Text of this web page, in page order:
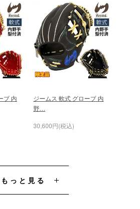
ブ 内
ジームス 軟式 グローブ 内
野…
30,600円(税込)
もっと見る